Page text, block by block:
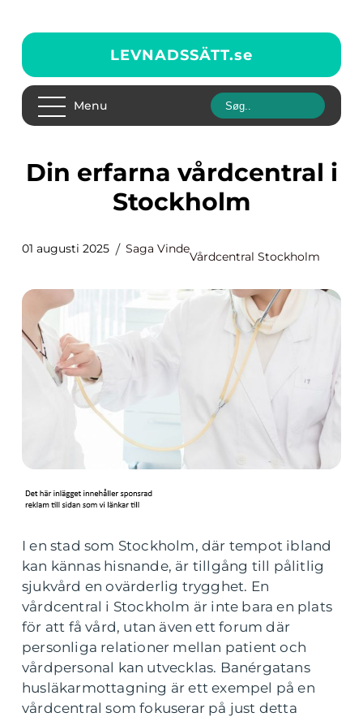
LEVNADSSÄTT.se
Menu
Din erfarna vårdcentral i
Stockholm
01 augusti 2025 Saga Vinde
Vårdcentral Stockholm
I en stad som Stockholm, där tempot ibland
kan kännas hisnande, är tillgång till pålitlig
sjukvård en ovärderlig trygghet. En
vårdcentral i Stockholm är inte bara en plats
för att få vård, utan även ett forum där
personliga relationer mellan patient och
vårdpersonal kan utvecklas. Banérgatans
husläkarmottagning är ett exempel på en
vårdcentral som fokuserar på just detta